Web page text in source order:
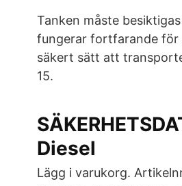
Tanken måste
fungerar fortfarande för
säkert sätt att
15.
Diesel
Lägg i varukorg.